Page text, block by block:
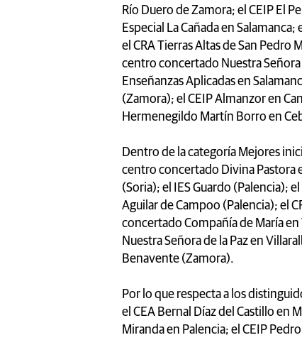
Río Duero de Zamora; el CEIP El
Especial La Cañada en
el CRA Tierras Altas de San Pedro
centro concertado Nuestra
Enseñanzas Aplicadas en
(Zamora); el CEIP Almanzor en
Hermenegildo Martín Borro en
Dentro de la categoría Mejores
centro concertado Divina Pastora
(Soria); el IES Guardo (Palencia);
Aguilar de Campoo (Palencia); el
concertado Compañía de María
Nuestra Señora de la Paz en
Benavente (Zamora).
Por lo que respecta a los
el CEA Bernal Díaz del Castillo en
Miranda en Palencia; el CEIP